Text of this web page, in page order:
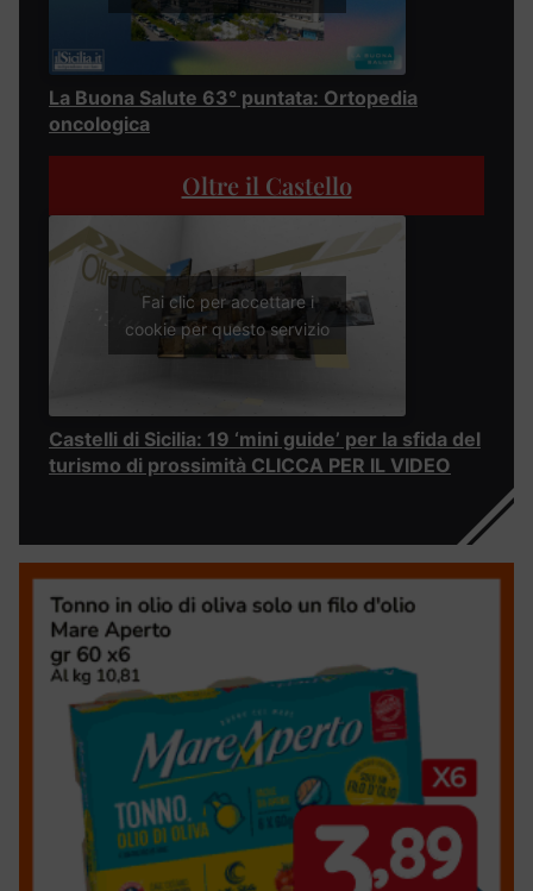
La Buona Salute 63° puntata: Ortopedia
oncologica
Oltre il Castello
Fai clic per accettare i
cookie per questo servizio
Castelli di Sicilia: 19 ‘mini guide’ per la sfida del
turismo di prossimità CLICCA PER IL VIDEO